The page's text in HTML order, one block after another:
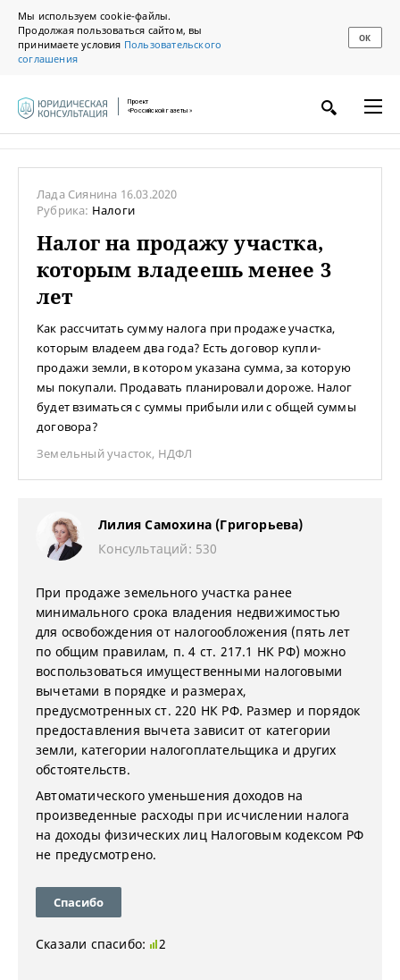
Мы используем cookie-файлы.
Продолжая пользоваться сайтом, вы
принимаете условия Пользовательского
соглашения
ОК
Проект
«Российской газеты»
Лада Сиянина 16.03.2020
Рубрика: Налоги
Налог на продажу участка,
которым владеешь менее 3
лет
Как рассчитать сумму налога при продаже участка,
которым владеем два года? Есть договор купли-
продажи земли, в котором указана сумма, за которую
мы покупали. Продавать планировали дороже. Налог
будет взиматься с суммы прибыли или с общей суммы
договора?
Земельный участок, НДФЛ
Лилия Самохина (Григорьева)
Консультаций: 530
При продаже земельного участка ранее
минимального срока владения недвижимостью
для освобождения от налогообложения (пять лет
по общим правилам, п. 4 ст. 217.1 НК РФ) можно
воспользоваться имущественными налоговыми
вычетами в порядке и размерах,
предусмотренных ст. 220 НК РФ. Размер и порядок
предоставления вычета зависит от категории
земли, категории налогоплательщика и других
обстоятельств.
Автоматического уменьшения доходов на
произведенные расходы при исчислении налога
на доходы физических лиц Налоговым кодексом РФ
не предусмотрено.
Спасибо
Сказали спасибо: 2